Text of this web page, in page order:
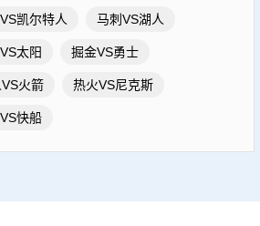
凯尔特人 马刺VS湖人
太阳 掘金VS勇士
火箭 热火VS尼克斯
快船